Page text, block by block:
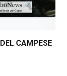
CAMPESE